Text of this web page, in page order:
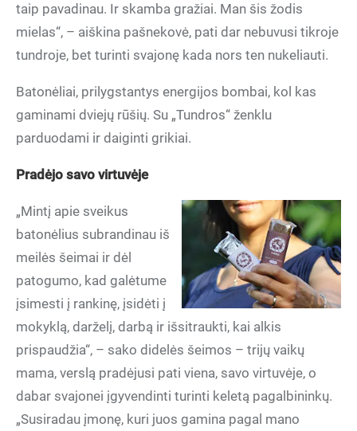
taip pavadinau. Ir skamba gražiai. Man šis žodis
mielas“, – aiškina pašnekovė, pati dar nebuvusi tikroje
tundroje, bet turinti svajonę kada nors ten nukeliauti.
Batonėliai, prilygstantys energijos bombai, kol kas
gaminami dviejų rūšių. Su „Tundros“ ženklu
parduodami ir daiginti grikiai.
Pradėjo savo virtuvėje
„Mintį apie sveikus
batonėlius subrandinau iš
meilės šeimai ir dėl
patogumo, kad galėtume
įsimesti į rankinę, įsidėti į
mokyklą, darželį, darbą ir išsitraukti, kai alkis
prispaudžia“, – sako didelės šeimos – trijų vaikų
mama, verslą pradėjusi pati viena, savo virtuvėje, o
dabar svajonei įgyvendinti turinti keletą pagalbininkų.
„Susiradau įmonę, kuri juos gamina pagal mano